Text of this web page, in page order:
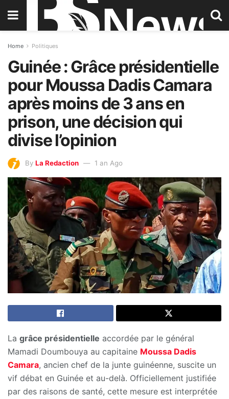
Home Politiques
Guinée : Grâce présidentielle
pour Moussa Dadis Camara
après moins de 3 ans en
prison, une décision qui
divise l’opinion
By La Redaction 1 an Ago
La grâce présidentielle accordée par le général
Mamadi Doumbouya au capitaine Moussa Dadis
Camara, ancien chef de la junte guinéenne, suscite un
vif débat en Guinée et au-delà. Officiellement justifiée
par des raisons de santé, cette mesure est interprétée